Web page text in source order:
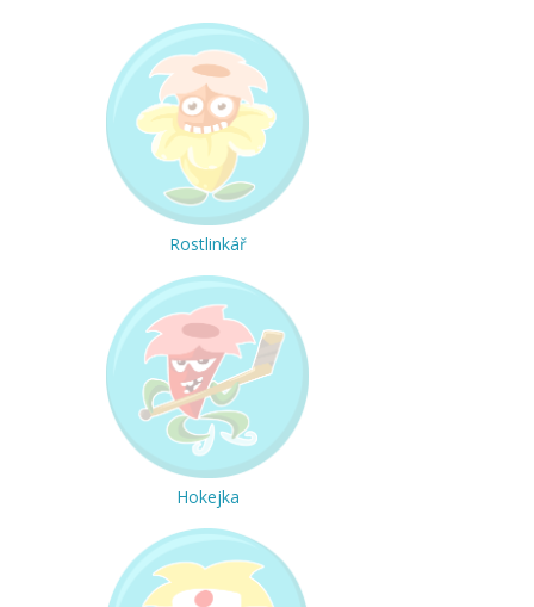
Rostlinkář
Hokejka